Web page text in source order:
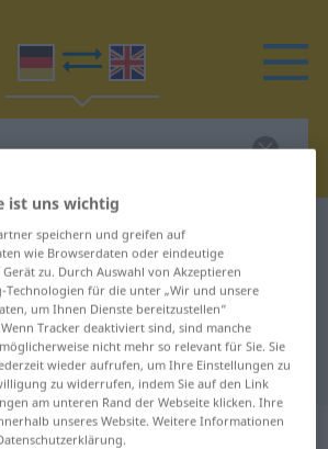
Wörterbuch Reißwolle
Übersetzung für
Englisch Übersetzung
: Femininum
ist uns wichtig
speichern und greifen auf
wie Browserdaten oder eindeutige
zu. Durch Auswahl von Akzeptieren
Technologien für die unter „Wir und unsere
um Ihnen Dienste bereitzustellen“
Tracker deaktiviert sind, sind manche
nicht mehr so relevant für Sie. Sie
wieder aufrufen, um Ihre Einstellungen zu
zu widerrufen, indem Sie auf den Link
am unteren Rand der Webseite klicken. Ihre
unseres Website. Weitere Informationen